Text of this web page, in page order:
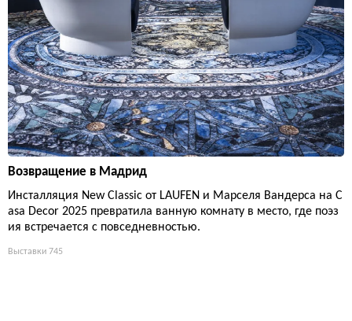
Возвращение в Мадрид
Инсталляция New Classic от LAUFEN и Марселя Вандерса на C
asa Decor 2025 превратила ванную комнату в место, где поэз
ия встречается с повседневностью.
Выставки 745